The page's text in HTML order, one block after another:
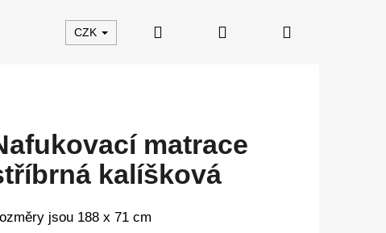
CZK Hledat PřihlášeníNákupní
matrace
kalíšková
jsou 188 x 71 cm